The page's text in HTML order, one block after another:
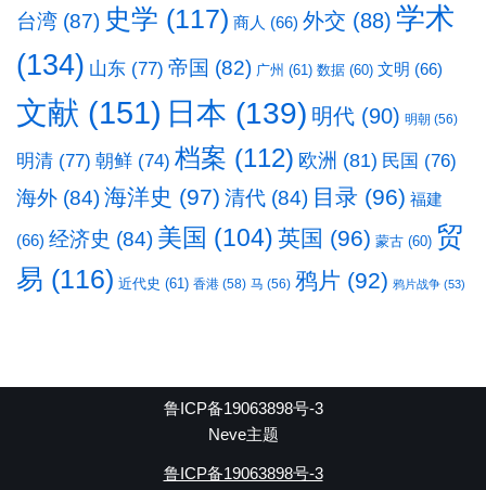
台湾 (87) 史学 (117) 商人 (66) 外交 (88) 学术
(134) 山东 (77) 帝国 (82) 广州 (61) 数据 (60) 文明 (66)
文献 (151) 日本 (139) 明代 (90) 明朝 (56)
明清 (77) 朝鲜 (74) 档案 (112) 欧洲 (81) 民国 (76)
海外 (84)海洋史 (97) 清代 (84) 目录 (96) 福建
(66) 经济史 (84) 美国 (104) 英国 (96) 蒙古 (60) 贸
易 (116) 近代史 (61) 香港 (58) 马 (56) 鸦片 (92) 鸦片战争 (53)
鲁ICP备19063898号-3
Neve主题
鲁ICP备19063898号-3